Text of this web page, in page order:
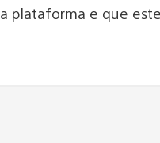
plataforma e que